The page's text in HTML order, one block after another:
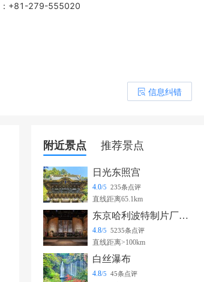
： +81-279-555020
󰎒 信息纠错
附近景点 推荐景点
日光东照宫
4.0/5 235条点评
直线距离65.1km
东京哈利波特制片厂之旅
4.8/5 5235条点评
直线距离>100km
白丝瀑布
4.8/5 45条点评